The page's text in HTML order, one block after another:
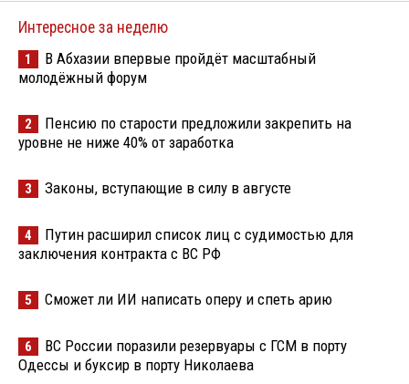
Интересное за неделю
1
В Абхазии впервые пройдёт масштабный
молодёжный форум
2
Пенсию по старости предложили закрепить на
уровне не ниже 40% от заработка
3 Законы, вступающие в силу в августе
4
Путин расширил список лиц с судимостью для
заключения контракта с ВС РФ
5 Сможет ли ИИ написать оперу и спеть арию
6
ВС России поразили резервуары с ГСМ в порту
Одессы и буксир в порту Николаева